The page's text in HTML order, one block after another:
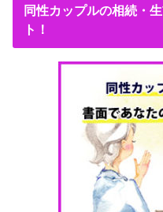
同性カップルの相続・
ト！